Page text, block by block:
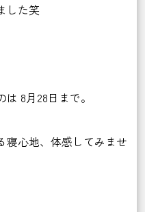
した笑
8月28日まで。
寝心地、体感してみませ